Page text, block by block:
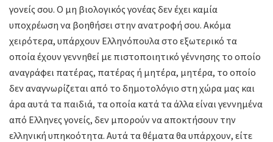
γονείς σου. Ο μη βιολογικός γονέας δεν έχει καμία
υποχρέωση να βοηθήσει στην ανατροφή σου. Ακόμα
χειρότερα, υπάρχουν Ελληνόπουλα στο εξωτερικό τα
οποία έχουν γεννηθεί με πιστοποιητικό γέννησης το οποίο
αναγράφει πατέρας, πατέρας ή μητέρα, μητέρα, το οποίο
δεν αναγνωρίζεται από το δημοτολόγιο στη χώρα μας και
άρα αυτά τα παιδιά, τα οποία κατά τα άλλα είναι γεννημένα
από Ελληνες γονείς, δεν μπορούν να αποκτήσουν την
ελληνική υπηκοότητα. Αυτά τα θέματα θα υπάρχουν, είτε